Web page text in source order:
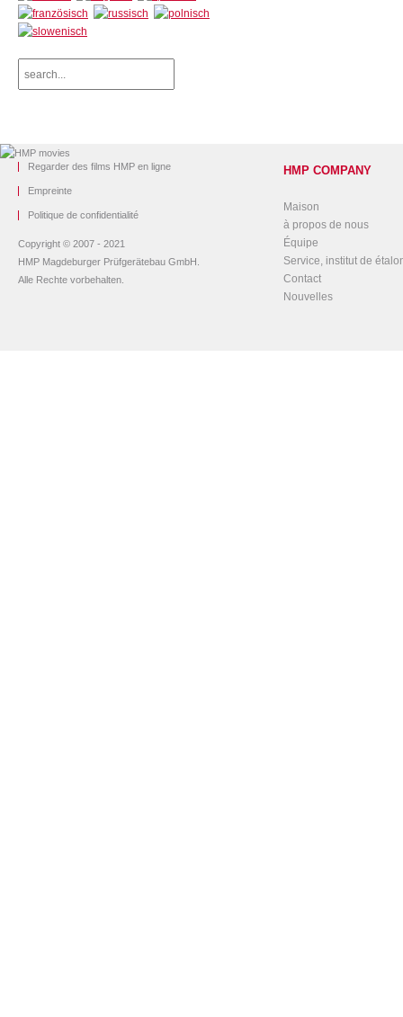
Regarder des films HMP en ligne
Empreinte
Politique de confidentialité
Copyright © 2007 - 2021
HMP Magdeburger Prüfgerätebau GmbH.
Alle Rechte vorbehalten.
HMP COMPANY
Maison
à propos de nous
Équipe
Service, institut de
Contact
Nouvelles